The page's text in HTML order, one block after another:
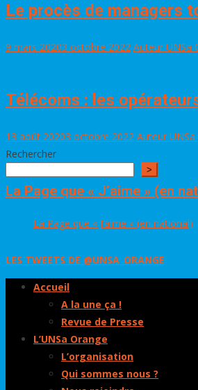
Le procès de managers
9 mars 20203 octobre 2022 Auteur UNSa
Télécoms : les
13 août 20203 octobre 2022 Auteur UNSa
Rechercher
>
La Page que « J’aime » (en
La Page que « J’aime » (en national)
LES TWEETS DE @UNSA_ORANGE
Accueil
A la une ça !
Revue de Presse
L’UNSa Orange
L’organisation
Qui sommes nous ?